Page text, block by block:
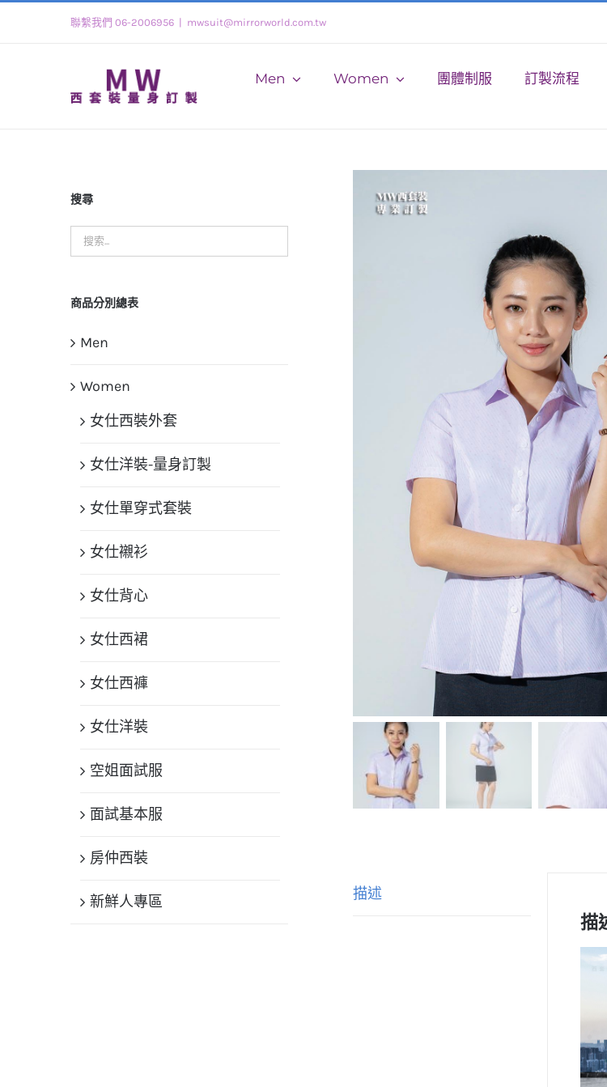
聯繫我們 06-2006956 mwsuit@mirrorworld.com.tw
Men Women 團體制服 訂製流程
描述
描
搜尋
商品分別總表
Men
Women
女仕西裝外套
女仕洋裝-量身訂製
女仕單穿式套裝
女仕襯衫
女仕背心
女仕西裙
女仕西褲
女仕洋裝
空姐面試服
面試基本服
房仲西裝
新鮮人專區